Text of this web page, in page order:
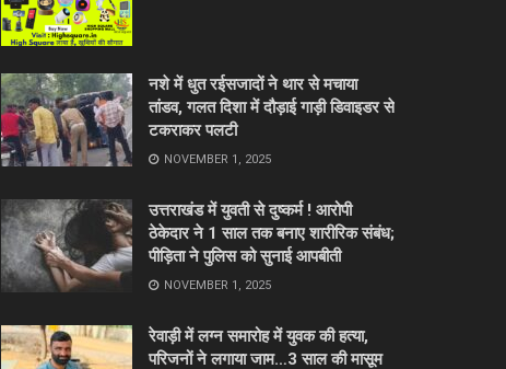
नशे में धुत रईसजादों ने थार से मचाया
तांडव, गलत दिशा में दौड़ाई गाड़ी डिवाइडर से
टकराकर पलटी
NOVEMBER 1, 2025
उत्तराखंड में युवती से दुष्कर्म ! आरोपी
ठेकेदार ने 1 साल तक बनाए शारीरिक संबंध;
पीड़िता ने पुलिस को सुनाई आपबीती
NOVEMBER 1, 2025
रेवाड़ी में लग्न समारोह में युवक की हत्या,
परिजनों ने लगाया जाम…3 साल की मासूम